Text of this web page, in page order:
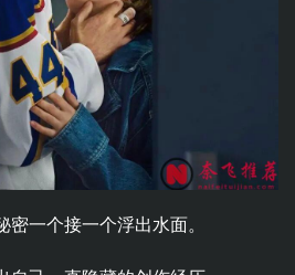
一个接一个浮出水面。